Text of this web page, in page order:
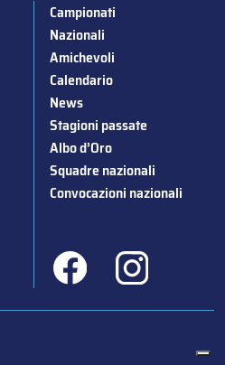
Campionati
Nazionali
Amichevoli
Calendario
News
Stagioni passate
Albo d’Oro
Squadre nazionali
Convocazioni nazionali